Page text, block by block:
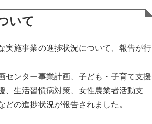
いて
施事業の進捗状況について、報告が行
ンター事業計画、子ども・子育て支援
、生活習慣病対策、女性農業者活動支
の進捗状況が報告されました。